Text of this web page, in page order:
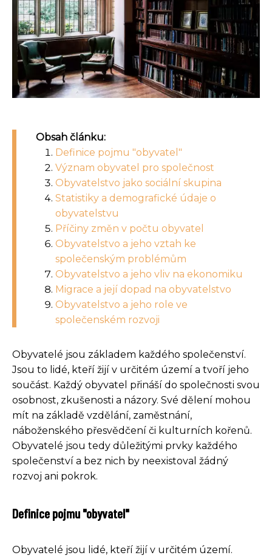
Obsah článku:
Definice pojmu "obyvatel"
Význam obyvatel pro společnost
Obyvatelstvo jako sociální skupina
Statistiky a demografické údaje o
obyvatelstvu
Příčiny změn v počtu obyvatel
Obyvatelstvo a jeho vztah ke
společenským problémům
Obyvatelstvo a jeho vliv na ekonomiku
Migrace a její dopad na obyvatelstvo
Obyvatelstvo a jeho role ve
společenském rozvoji
Obyvatelé jsou základem každého společenství.
Jsou to lidé, kteří žijí v určitém území a tvoří jeho
součást. Každý obyvatel přináší do společnosti svou
osobnost, zkušenosti a názory. Své dělení mohou
mít na základě vzdělání, zaměstnání,
náboženského přesvědčení či kulturních kořenů.
Obyvatelé jsou tedy důležitými prvky každého
společenství a bez nich by neexistoval žádný
rozvoj ani pokrok.
Definice pojmu "obyvatel"
Obyvatelé jsou lidé, kteří žijí v určitém území.